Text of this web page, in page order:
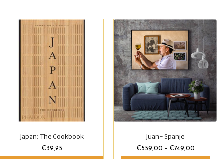
Japan: The Cookbook
€39,95
Juan- Spanje
€559,00 – €749,00